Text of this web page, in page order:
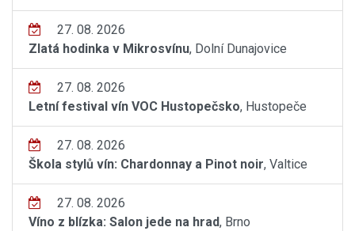
27. 08. 2026
Zlatá hodinka v Mikrosvínu, Dolní Dunajovice
27. 08. 2026
Letní festival vín VOC Hustopečsko, Hustopeče
27. 08. 2026
Škola stylů vín: Chardonnay a Pinot noir, Valtice
27. 08. 2026
Víno z blízka: Salon jede na hrad, Brno